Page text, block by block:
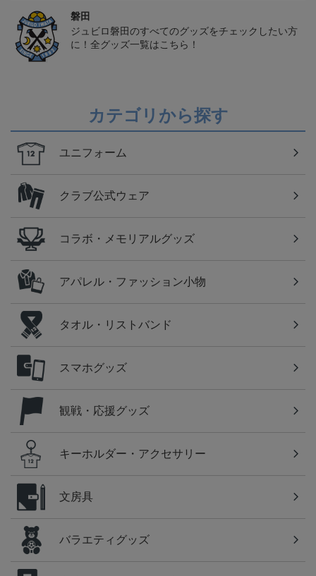
磐田
ジュビロ磐田のすべてのグッズをチェックしたい方
に！全グッズ一覧はこちら！
カテゴリから探す
ユニフォーム
クラブ公式ウェア
コラボ・メモリアルグッズ
アパレル・ファッション小物
タオル・リストバンド
スマホグッズ
観戦・応援グッズ
キーホルダー・アクセサリー
文房具
バラエティグッズ